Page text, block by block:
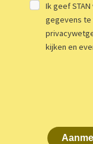
Ik geef
gegevens te
kijken en